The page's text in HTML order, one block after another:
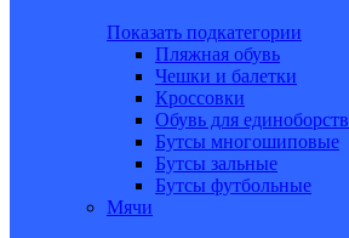
Показать подкатегории
Пляжная обувь
Чешки и балетки
Кроссовки
Обувь для единоборств
Бутсы многошиповые
Бутсы зальные
Бутсы футбольные
Мячи